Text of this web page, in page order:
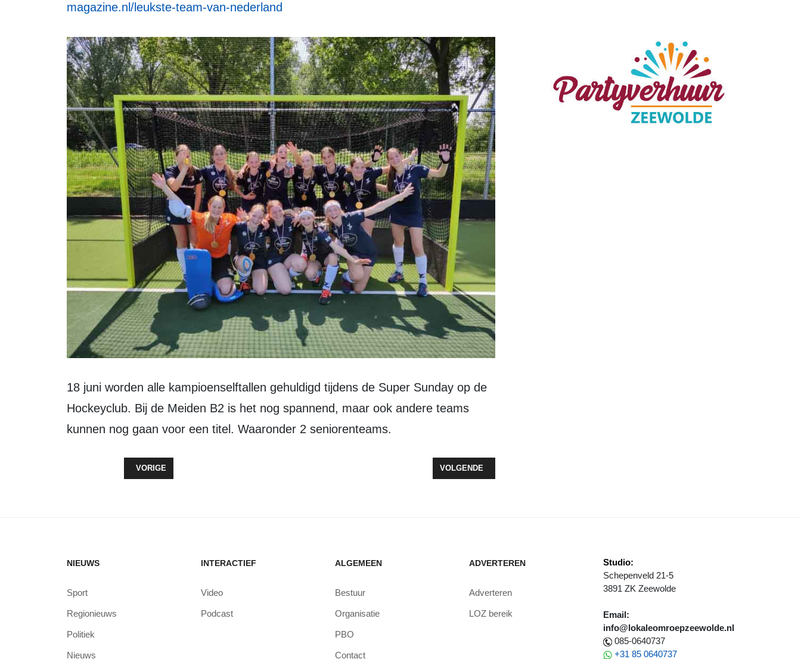
magazine.nl/leukste-team-van-nederland
18 juni worden alle kampioenselftallen gehuldigd tijdens de Super Sunday op de
Hockeyclub. Bij de Meiden B2 is het nog spannend, maar ook andere teams
kunnen nog gaan voor een titel. Waaronder 2 seniorenteams.
VORIG ARTIKEL: VROUWENWIELRENNEN NEDERLAND VIERT 25-JARIG JUBILEUM MET 25-UURS RACE
VORIGE VOLGENDE ARTIKEL: MINI MARATHON ZEEWOLDE WAS EEN ECHT LOOP FEESTJE
VOLGENDE
NIEUWS
Sport
Regionieuws
Politiek
Nieuws
INTERACTIEF
Video
Podcast
ALGEMEEN
Bestuur
Organisatie
PBO
Contact
ADVERTEREN
Adverteren
LOZ bereik
Studio:
Schepenveld 21-5
3891 ZK Zeewolde
Email:
info@lokaleomroepzeewolde.nl
085-0640737
+31 85 0640737